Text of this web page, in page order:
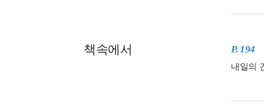
책속에서 P. 194
내일의